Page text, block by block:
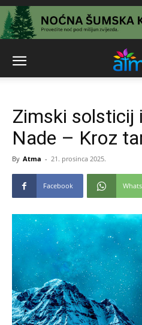
Zimski solsticij
Nade – Kroz
By Atma - 21. prosinca 2025.
Facebook